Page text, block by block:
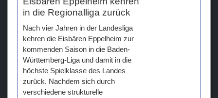
2020-2021
2018-2019
2017-2018
2016-2017
Teams
in die Regionalliga zurück
Nach vier Jahren in der Landesliga
kehren die Eisbären Eppelheim zur
kommenden Saison in die Baden-
Württemberg-Liga und damit in die
höchste Spielklasse des Landes
zurück. Nachdem sich durch
verschiedene strukturelle